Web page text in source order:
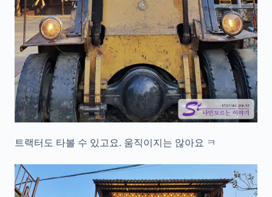
트랙터도 타볼 수 있고요. 움직이지는 않아요 ㅋ